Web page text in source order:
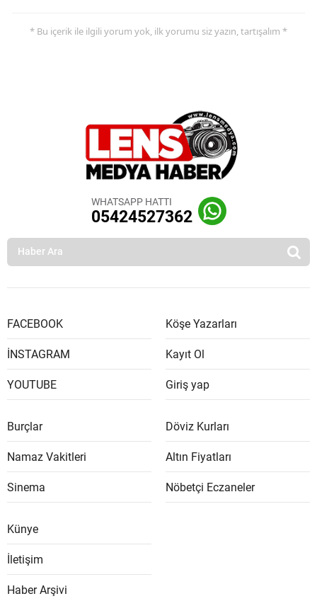
* Bu içerik ile ilgili yorum yok, ilk yorumu siz yazın, tartışalım *
WHATSAPP HATTI
05424527362
FACEBOOK
İNSTAGRAM
YOUTUBE
Köşe Yazarları
Kayıt Ol
Giriş yap
Burçlar
Namaz Vakitleri
Sinema
Döviz Kurları
Altın Fiyatları
Nöbetçi Eczaneler
Künye
İletişim
Haber Arşivi